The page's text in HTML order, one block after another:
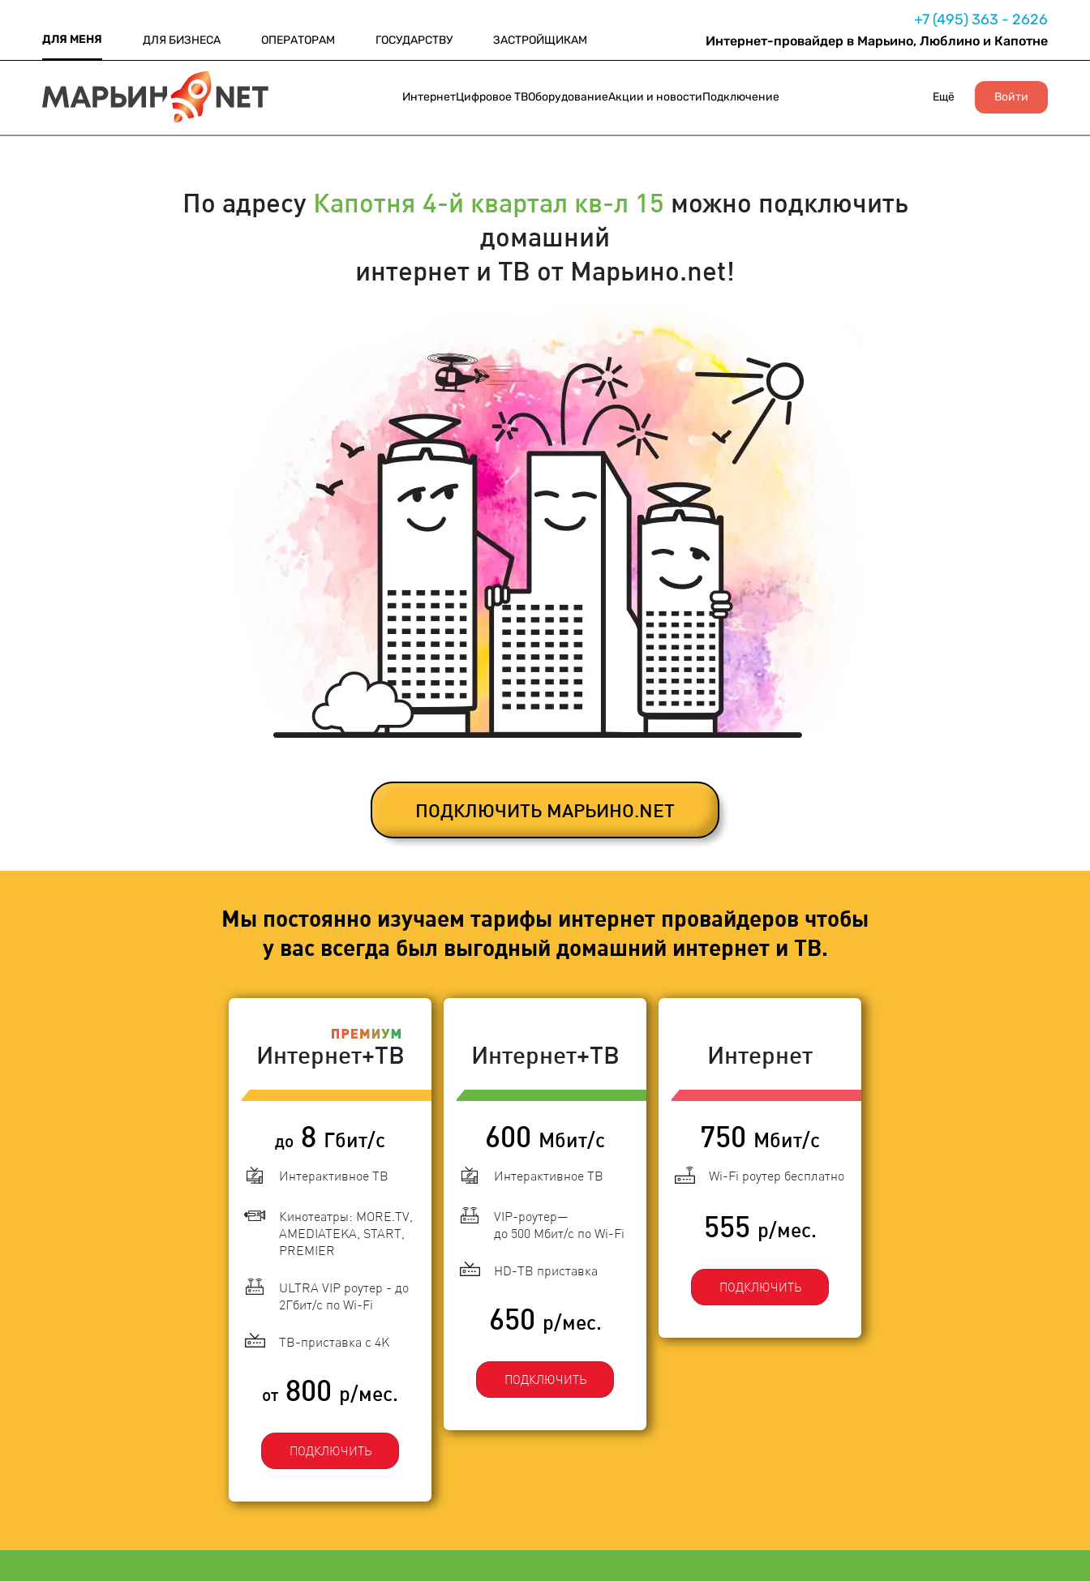
ДЛЯ МЕНЯ ДЛЯ БИЗНЕСА ОПЕРАТОРАМ ГОСУДАРСТВУ ЗАСТРОЙЩИКАМ
+7 (495) 363 - 2626
Интернет-провайдер в Марьино, Люблино и Капотне
ИнтернетЦифровое ТВОборудованиеАкции и новостиПодключение Ещё Войти
По адресу Капотня 4-й квартал кв-л 15 можно подключить
домашний
интернет и ТВ от Марьино.net!
ПОДКЛЮЧИТЬ МАРЬИНО.NET
Мы постоянно изучаем тарифы интернет провайдеров чтобы
у вас всегда был выгодный домашний интернет и ТВ.
Интернет+ТВ
до 8 Гбит/с
Интерактивное ТВ
Кинотеатры: MORE.TV,
AMEDIATEKA, START,
PREMIER
ULTRA VIP роутер - до
2Гбит/c по Wi-Fi
ТВ-приставка с 4K
от 800 р/мес.
ПОДКЛЮЧИТЬ
Интернет+ТВ
600 Мбит/с
Интерактивное ТВ
VIP-роутер—
до 500 Мбит/с по Wi-Fi
HD-ТВ приставка
650 р/мес.
ПОДКЛЮЧИТЬ
Интернет
750 Мбит/с
Wi-Fi роутер бесплатно
555 р/мес.
ПОДКЛЮЧИТЬ